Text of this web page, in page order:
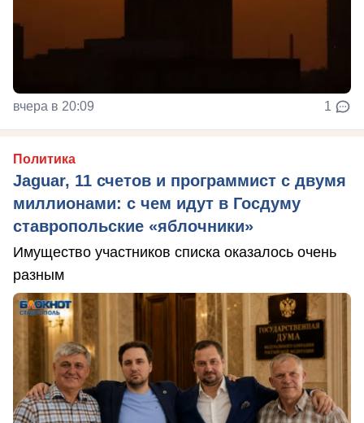
вчера в 20:09 1
Политика
Jaguar, 11 счетов и программист с двумя
миллионами: с чем идут в Госдуму
ставропольские «яблочники»
Имущество участников списка оказалось очень
разным